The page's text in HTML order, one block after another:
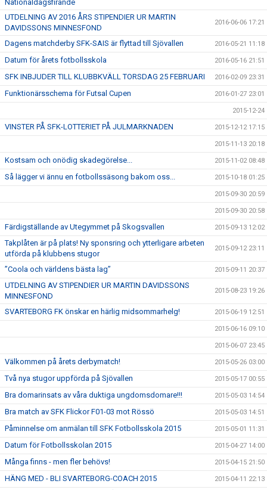
Nationaldagsfirande
UTDELNING AV 2016 ÅRS STIPENDIER UR MARTIN
DAVIDSSONS MINNESFOND
2016-06-06 17:21
Dagens matchderby SFK-SAIS är flyttad till Sjövallen 2016-05-21 11:18
Datum för årets fotbollsskola 2016-05-16 21:51
SFK INBJUDER TILL KLUBBKVÄLL TORSDAG 25 FEBRUARI 2016-02-09 23:31
Funktionärsschema för Futsal Cupen 2016-01-27 23:01
2015-12-24
VINSTER PÅ SFK-LOTTERIET PÅ JULMARKNADEN 2015-12-12 17:15
2015-11-13 20:18
Kostsam och onödig skadegörelse... 2015-11-02 08:48
Så lägger vi ännu en fotbollssäsong bakom oss... 2015-10-18 01:25
2015-09-30 20:59
2015-09-30 20:58
Färdigställande av Utegymmet på Skogsvallen 2015-09-13 12:02
Takplåten är på plats! Ny sponsring och ytterligare arbeten
utförda på klubbens stugor
2015-09-12 23:11
”Coola och världens bästa lag” 2015-09-11 20:37
UTDELNING AV STIPENDIER UR MARTIN DAVIDSSONS
MINNESFOND
2015-08-23 19:26
SVARTEBORG FK önskar en härlig midsommarhelg! 2015-06-19 12:51
2015-06-16 09:10
2015-06-07 23:45
Välkommen på årets derbymatch! 2015-05-26 03:00
Två nya stugor uppförda på Sjövallen 2015-05-17 00:55
Bra domarinsats av våra duktiga ungdomsdomare!!! 2015-05-03 14:54
Bra match av SFK Flickor F01-03 mot Rössö 2015-05-03 14:51
Påminnelse om anmälan till SFK Fotbollsskola 2015 2015-05-01 11:31
Datum för Fotbollsskolan 2015 2015-04-27 14:00
Många finns - men fler behövs! 2015-04-15 21:50
HÄNG MED - BLI SVARTEBORG-COACH 2015 2015-04-11 22:13